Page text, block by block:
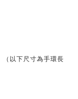
（以下尺寸為手環長